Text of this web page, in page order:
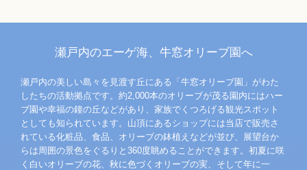
瀬戸内のエーゲ海、牛窓オリーブ園へ
瀬戸内の美しい島々を見渡す丘にある「牛窓オリーブ園」がわた
したちの活動拠点です。約2,000本のオリーブが茂る園内にはハー
ブ園や幸福の鐘の丘などがあり、家族でくつろげる観光スポット
としても知られています。山頂にあるショップには当店で販売さ
れている化粧品、食品、オリーブの鉢植えなどが並び、展望台か
らは周囲の景色をぐるりと360度眺めることができます。初夏に咲
く白いオリーブの花、秋に色づくオリーブの実、そして年に一